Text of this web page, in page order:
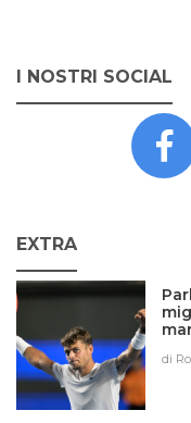
I NOSTRI SOCIAL
EXTRA
di